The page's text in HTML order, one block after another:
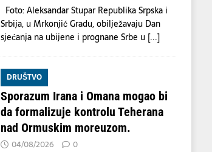
Foto: Aleksandar Stupar Republika Srpska i
Srbija, u Mrkonjić Gradu, obilježavaju Dan
sjećanja na ubijene i prognane Srbe u [...]
DRUŠTVO
Sporazum Irana i Omana mogao bi
da formalizuje kontrolu Teherana
nad Ormuskim moreuzom.
04/08/2026 0